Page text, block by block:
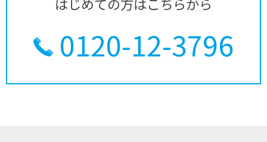
0120-12-3796